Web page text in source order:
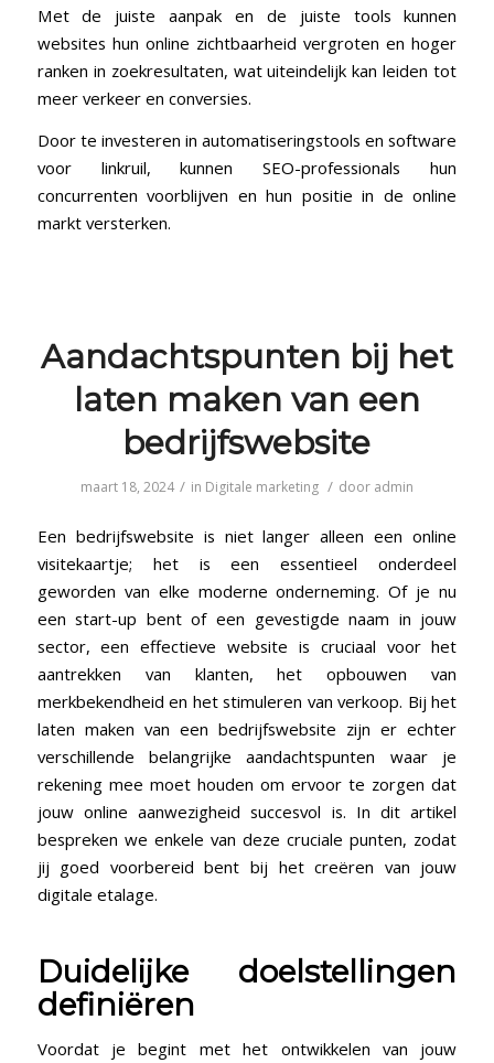
Met de juiste aanpak en de ⁣juiste ⁢tools kunnen
websites hun online zichtbaarheid vergroten en hoger⁤
ranken in zoekresultaten, wat uiteindelijk kan leiden tot
meer verkeer en conversies.
Door te investeren⁤ in automatiseringstools en software
voor linkruil, kunnen SEO-professionals hun
concurrenten voorblijven en ​hun positie in de online
markt versterken.
Aandachtspunten bij het
laten maken van een
bedrijfswebsite
maart 18, 2024 / in Digitale marketing / door admin
Een bedrijfswebsite is niet langer alleen een online
visitekaartje; het is een essentieel onderdeel
geworden van elke moderne onderneming. Of je nu
een start-up bent of een gevestigde naam in jouw
sector, een effectieve website is cruciaal voor het
aantrekken van klanten, het opbouwen van
merkbekendheid en het stimuleren van verkoop. Bij het
laten maken van een bedrijfswebsite zijn er echter
verschillende belangrijke aandachtspunten waar je
rekening mee moet houden om ervoor te zorgen dat
jouw online aanwezigheid succesvol is. In dit artikel
bespreken we enkele van deze cruciale punten, zodat
jij goed voorbereid bent bij het creëren van jouw
digitale etalage.
Duidelijke doelstellingen
definiëren
Voordat je begint met het ontwikkelen van jouw